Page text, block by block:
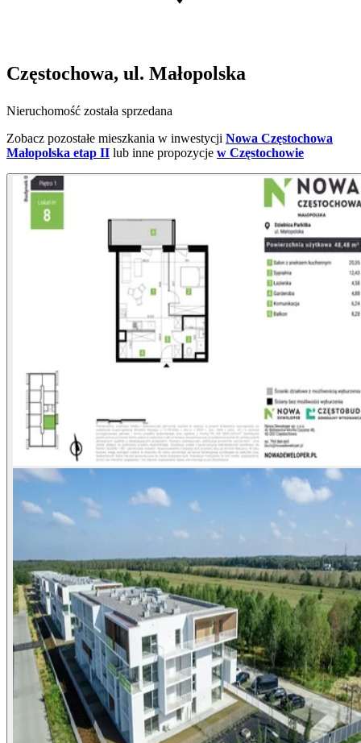
Częstochowa, ul. Małopolska
Nieruchomość została sprzedana
Zobacz pozostałe mieszkania w inwestycji Nowa Częstochowa
Małopolska etap II lub inne propozycje w Częstochowie